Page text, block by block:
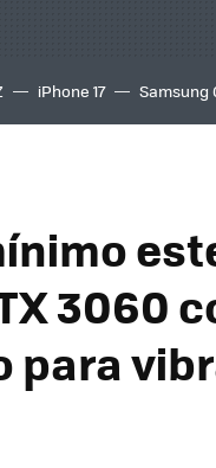
iPhone 17 Samsung
3060
para